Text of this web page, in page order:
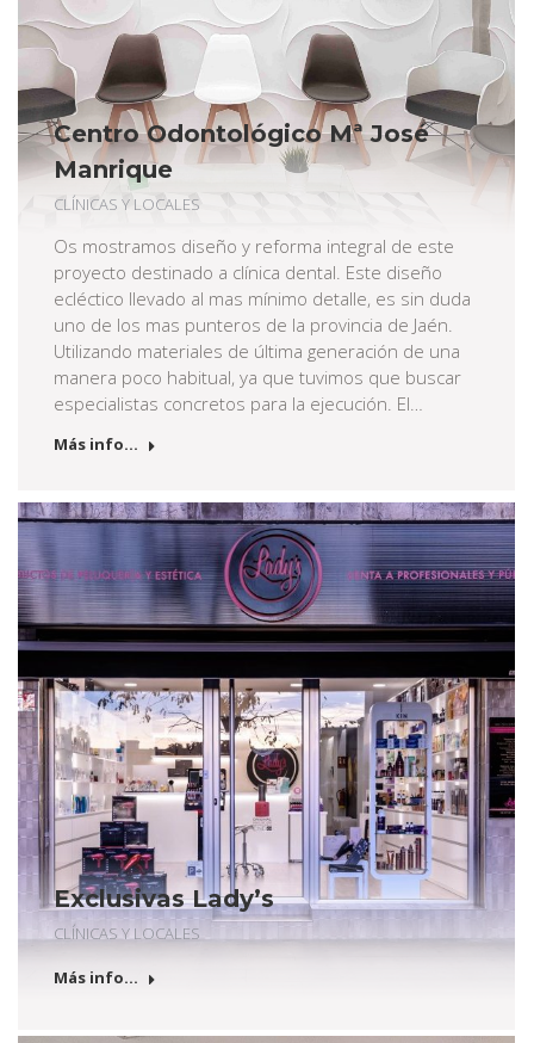
Centro Odontológico Mª José
Manrique
CLÍNICAS Y LOCALES
Os mostramos diseño y reforma integral de este
proyecto destinado a clínica dental. Este diseño
ecléctico llevado al mas mínimo detalle, es sin duda
uno de los mas punteros de la provincia de Jaén.
Utilizando materiales de última generación de una
manera poco habitual, ya que tuvimos que buscar
especialistas concretos para la ejecución. El…
Más info...
Exclusivas Lady’s
CLÍNICAS Y LOCALES
Más info...